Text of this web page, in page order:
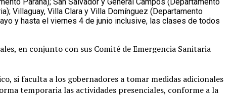
Villaguay, Villa Clara y Villa Domínguez (Departamento
y hasta el viernes 4 de junio inclusive, las clases de todos
en conjunto con sus Comité de Emergencia Sanitaria
si faculta a los gobernadores a tomar medidas adicionales
temporaria las actividades presenciales, conforme a la